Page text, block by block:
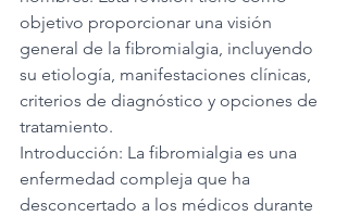
objetivo proporcionar una visión
general de la fibromialgia, incluyendo
su etiología, manifestaciones clínicas,
criterios de diagnóstico y opciones de
tratamiento.
Introducción: La fibromialgia es una
enfermedad compleja que ha
desconcertado a los médicos durante